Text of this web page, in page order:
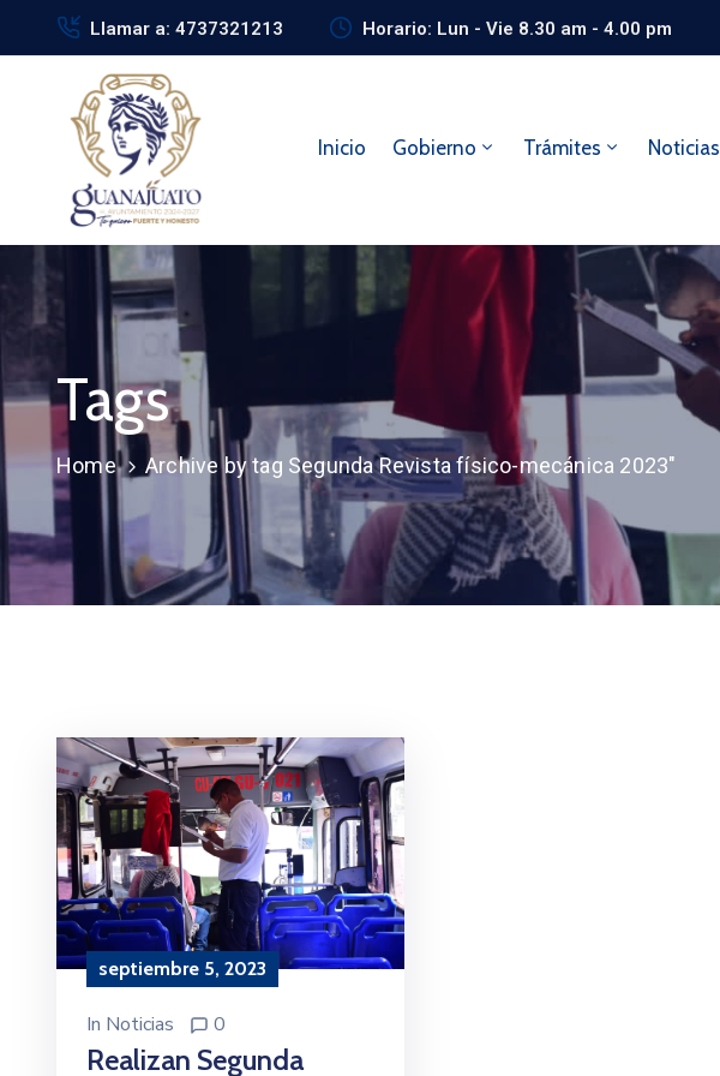
Llamar a: 4737321213 Horario: Lun - Vie 8.30 am - 4.00 pm
Inicio Gobierno Trámites Noticias
Tags
Home Archive by tag Segunda Revista físico-mecánica 2023"
septiembre 5, 2023
In Noticias 0
Realizan Segunda